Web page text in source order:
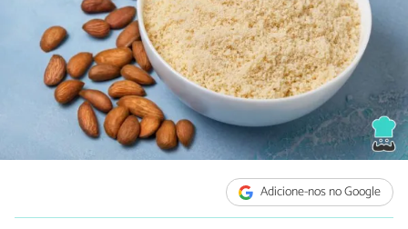
Adicione-nos no Google